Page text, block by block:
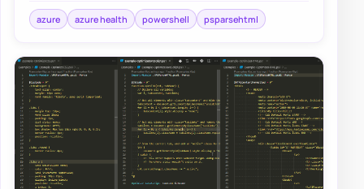
azure azure health powershell psparsehtml